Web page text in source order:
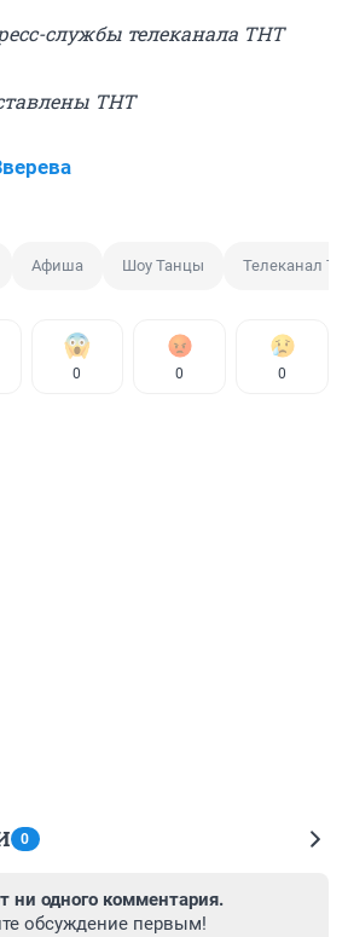
службы телеканала ТНТ
ТНТ
Афиша Шоу Танцы Телеканал
0 0 0
0
ни одного комментария.
обсуждение первым!